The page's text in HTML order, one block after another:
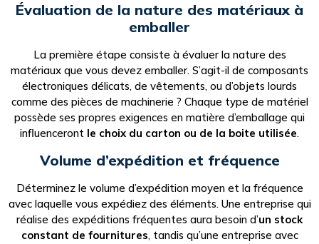
Évaluation de la nature des matériaux à
emballer
La première étape consiste à évaluer la nature des
matériaux que vous devez emballer. S’agit-il de composants
électroniques délicats, de vêtements, ou d’objets lourds
comme des pièces de machinerie ? Chaque type de matériel
possède ses propres exigences en matière d’emballage qui
influenceront le choix du carton ou de la boite utilisée.
Volume d’expédition et fréquence
Déterminez le volume d’expédition moyen et la fréquence
avec laquelle vous expédiez des éléments. Une entreprise qui
réalise des expéditions fréquentes aura besoin d’un stock
constant de fournitures, tandis qu’une entreprise avec